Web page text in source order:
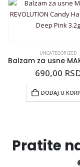
UNCATEGORIZED
690,00
DODAJ U
Pratite